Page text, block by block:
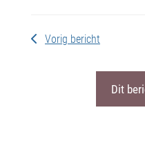
Vorig bericht
Dit